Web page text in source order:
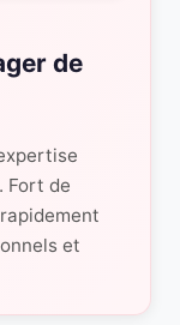
de
Fort de
et